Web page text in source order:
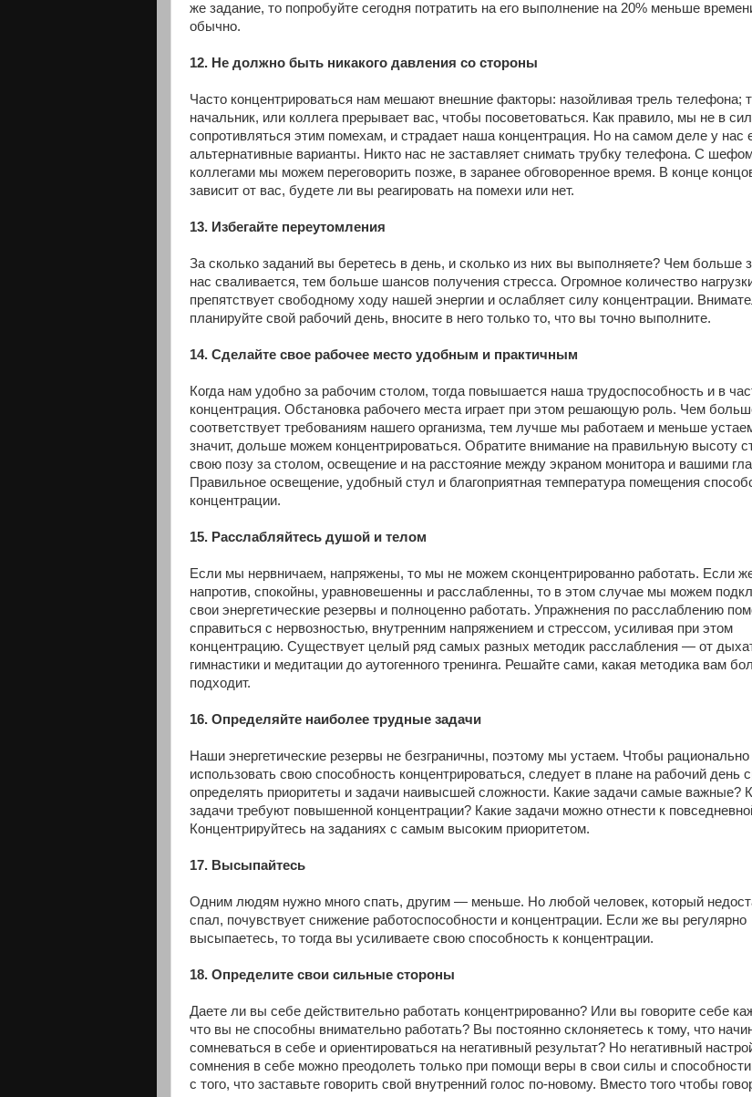
же задание, то попробуйте сегодня потратить на его выполнение на 20% меньше
обычно.
12. Не должно быть никакого давления со стороны
Часто концентрироваться нам мешают внешние факторы: назойливая трель телефона;
начальник, или коллега прерывает вас, чтобы посоветоваться. Как правило, мы не в
сопротивляться этим помехам, и страдает наша концентрация. Но на самом деле у нас
альтернативные варианты. Никто нас не заставляет снимать трубку телефона. С
коллегами мы можем переговорить позже, в заранее обговоренное время. В конце
зависит от вас, будете ли вы реагировать на помехи или нет.
13. Избегайте переутомления
За сколько заданий вы беретесь в день, и сколько из них вы выполняете? Чем больше
нас сваливается, тем больше шансов получения стресса. Огромное количество
препятствует свободному ходу нашей энергии и ослабляет силу концентрации.
планируйте свой рабочий день, вносите в него только то, что вы точно выполните.
14. Сделайте свое рабочее место удобным и практичным
Когда нам удобно за рабочим столом, тогда повышается наша трудоспособность и в
концентрация. Обстановка рабочего места играет при этом решающую роль. Чем
соответствует требованиям нашего организма, тем лучше мы работаем и меньше
значит, дольше можем концентрироваться. Обратите внимание на правильную высоту
свою позу за столом, освещение и на расстояние между экраном монитора и вашими
Правильное освещение, удобный стул и благоприятная температура помещения
концентрации.
15. Расслабляйтесь душой и телом
Если мы нервничаем, напряжены, то мы не можем сконцентрированно работать. Если
напротив, спокойны, уравновешенны и расслабленны, то в этом случае мы можем
свои энергетические резервы и полноценно работать. Упражнения по расслаблению
справиться с нервозностью, внутренним напряжением и стрессом, усиливая при этом
концентрацию. Существует целый ряд самых разных методик расслабления — от
гимнастики и медитации до аутогенного тренинга. Решайте сами, какая методика вам
подходит.
16. Определяйте наиболее трудные задачи
Наши энергетические резервы не безграничны, поэтому мы устаем. Чтобы рационально
использовать свою способность концентрироваться, следует в плане на рабочий день
определять приоритеты и задачи наивысшей сложности. Какие задачи самые важные?
задачи требуют повышенной концентрации? Какие задачи можно отнести к
Концентрируйтесь на заданиях с самым высоким приоритетом.
17. Высыпайтесь
Одним людям нужно много спать, другим — меньше. Но любой человек, который
спал, почувствует снижение работоспособности и концентрации. Если же вы регулярно
высыпаетесь, то тогда вы усиливаете свою способность к концентрации.
18. Определите свои сильные стороны
Даете ли вы себе действительно работать концентрированно? Или вы говорите себе
что вы не способны внимательно работать? Вы постоянно склоняетесь к тому, что
сомневаться в себе и ориентироваться на негативный результат? Но негативный
сомнения в себе можно преодолеть только при помощи веры в свои силы и
с того, что заставьте говорить свой внутренний голос по-новому. Вместо того чтобы